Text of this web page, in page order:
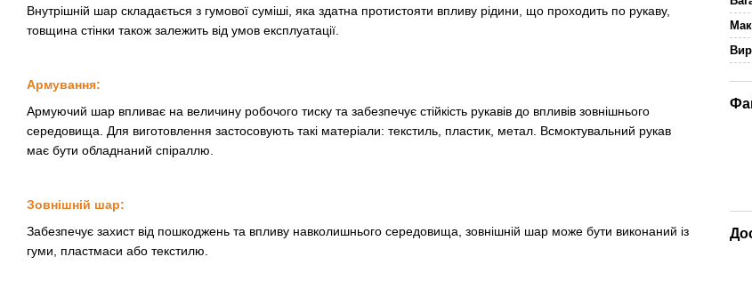
Внутрішній шар складається з гумової суміші, яка здатна протистояти впливу рідини, що проходить по рукаву,
товщина стінки також залежить від умов експлуатації.
Армування:
Армуючий шар впливає на величину робочого тиску та забезпечує стійкість рукавів до впливів зовнішнього
середовища. Для виготовлення застосовують такі матеріали: текстиль, пластик, метал. Всмоктувальний рукав
має бути обладнаний спіраллю.
Зовнішній шар:
Забезпечує захист від пошкоджень та впливу навколишнього середовища, зовнішній шар може бути виконаний із
гуми, пластмаси або текстилю.